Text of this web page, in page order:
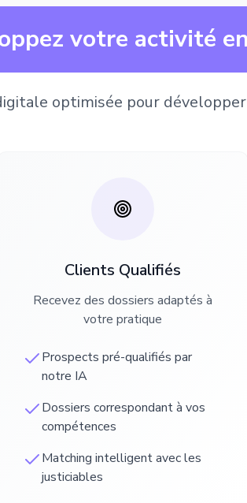
votre activité
optimisée pour
Clients Qualifiés
Recevez des dossiers adaptés à
votre pratique
Prospects pré-qualifiés par
notre IA
Dossiers correspondant à vos
compétences
Matching intelligent avec les
justiciables